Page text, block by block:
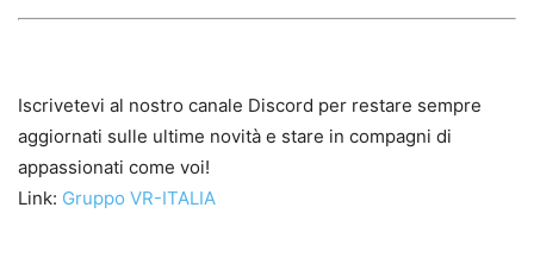
Iscrivetevi al nostro canale Discord per restare sempre
aggiornati sulle ultime novità e stare in compagni di
appassionati come voi!
Link: Gruppo VR-ITALIA